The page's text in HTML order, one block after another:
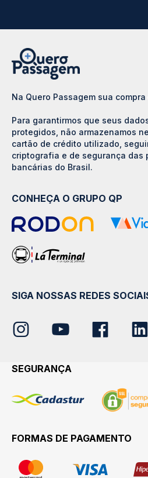
Na Quero Passagem sua
Para garantirmos que seus
protegidos, não armazenamos
cartão de crédito utilizado,
criptografia e de segurança das
bancárias do Brasil.
CONHEÇA O GRUPO QP
SIGA NOSSAS REDES
SEGURANÇA
FORMAS DE PAGAMENTO